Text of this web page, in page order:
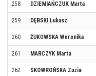
258 DZIEMIAŃCZUK Marta
259 DĘBSKI Łukasz
260 ŻUKOWSKA Weronika
261 MARCZYK Marta
262 SKOWROŃSKA Zuzia